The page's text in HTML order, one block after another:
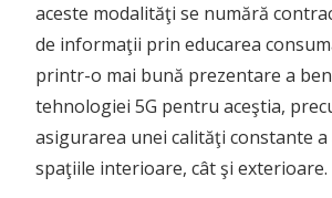
aceste modalităţi se numără
de informaţii prin educarea
printr-o mai bună prezentare a
tehnologiei 5G pentru aceştia,
asigurarea unei calităţi constante a
spaţiile interioare, cât şi exterioare.